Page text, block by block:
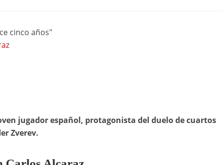
cinco años"
jugador español, protagonista del duelo de cuartos
Zverev.